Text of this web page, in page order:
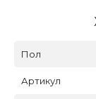
Пол
Артикул